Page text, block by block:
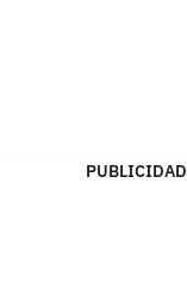
PUBLICIDAD